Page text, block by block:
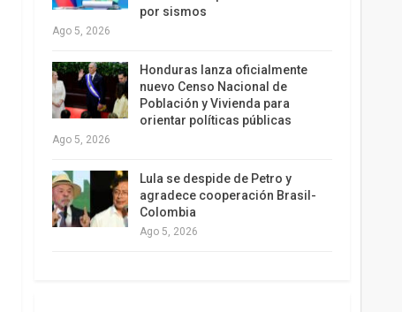
por sismos
Ago 5, 2026
Honduras lanza oficialmente
nuevo Censo Nacional de
Población y Vivienda para
orientar políticas públicas
Ago 5, 2026
Lula se despide de Petro y
agradece cooperación Brasil-
Colombia
Ago 5, 2026